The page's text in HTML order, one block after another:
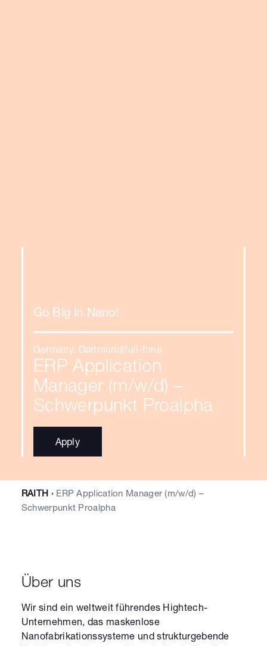
Go Big in Nano!
Germany, Dortmund|full-time
ERP Application
Manager (m/w/d) –
Schwerpunkt Proalpha
Apply
RAITH › ERP Application Manager (m/w/d) –
Schwerpunkt Proalpha
Über uns
Wir sind ein weltweit führendes Hightech-
Unternehmen, das maskenlose
Nanofabrikationssysteme und strukturgebende